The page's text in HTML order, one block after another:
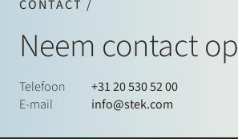
CONTACT /
Neem contact op
Telefoon
+31 20 530 52 00
E-mail
info@stek.com